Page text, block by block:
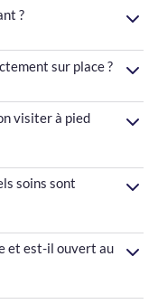
?
sur place ?
visiter à pied
soins sont
et est-il ouvert au